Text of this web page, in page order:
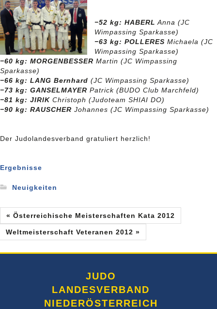
−52 kg: HABERL Anna (JC
Wimpassing Sparkasse)
−63 kg: POLLERES Michaela (JC
Wimpassing Sparkasse)
−60 kg: MORGENBESSER Martin (JC Wimpassing
Sparkasse)
−66 kg: LANG Bernhard (JC Wimpassing Sparkasse)
−73 kg: GANSELMAYER Patrick (BUDO Club Marchfeld)
−81 kg: JIRIK Christoph (Judoteam SHIAI DO)
−90 kg: RAUSCHER Johannes (JC Wimpassing Sparkasse)
Der Judolandesverband gratuliert herzlich!
Ergebnisse
Neuigkeiten
« Österreichische Meisterschaften Kata 2012
Weltmeisterschaft Veteranen 2012 »
JUDO
LANDESVERBAND
NIEDERÖSTERREICH